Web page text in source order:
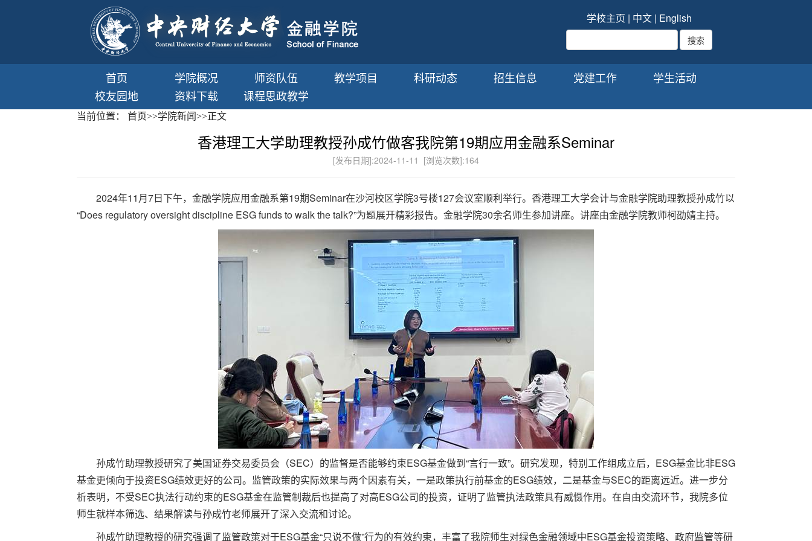
学校主页 | 中文 | English
首页 学院概况 师资队伍 教学项目 科研动态 招生信息 党建工作
学生活动
校友园地
资料下载 课程思政教学
当前位置： 首页>>学院新闻>>正文
香港理工大学助理教授孙成竹做客我院第19期应用金融系Seminar
[发布日期]:2024-11-11 [浏览次数]:164
2024年11月7日下午，金融学院应用金融系第19期Seminar在沙河校区学院3号楼127会议室顺利举行。香港理工大学会计与金融学院助理教授孙成竹以
“Does regulatory oversight discipline ESG funds to walk the talk?”为题展开精彩报告。金融学院30余名师生参加讲座。讲座由金融学院教师柯劭婧主持。
孙成竹助理教授研究了美国证券交易委员会（SEC）的监督是否能够约束ESG基金做到“言行一致”。研究发现，特别工作组成立后，ESG基金比非ESG
基金更倾向于投资ESG绩效更好的公司。监管政策的实际效果与两个因素有关，一是政策执行前基金的ESG绩效，二是基金与SEC的距离远近。进一步分
析表明，不受SEC执法行动约束的ESG基金在监管制裁后也提高了对高ESG公司的投资，证明了监管执法政策具有威慑作用。在自由交流环节，我院多位
师生就样本筛选、结果解读与孙成竹老师展开了深入交流和讨论。
孙成竹助理教授的研究强调了监管政策对于ESG基金“只说不做”行为的有效约束，丰富了我院师生对绿色金融领域中ESG基金投资策略、政府监管等研